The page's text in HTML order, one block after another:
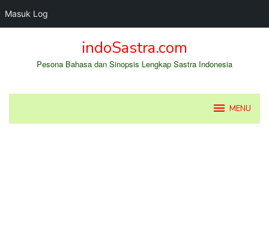
Masuk Log
indoSastra.com
Pesona Bahasa dan Sinopsis Lengkap Sastra Indonesia
MENU